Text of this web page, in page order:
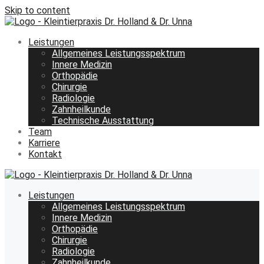
Skip to content
Leistungen
Allgemeines Leistungsspektrum
Innere Medizin
Orthopädie
Chirurgie
Radiologie
Zahnheilkunde
Technische Ausstattung
Team
Karriere
Kontakt
Leistungen
Allgemeines Leistungsspektrum
Innere Medizin
Orthopädie
Chirurgie
Radiologie